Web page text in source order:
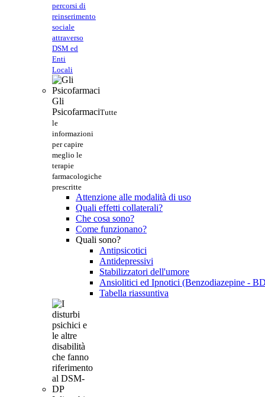
percorsi di
reinserimento
sociale
attraverso
DSM ed
Enti
Locali
Gli
PsicofarmaciTutte
le
informazioni
per capire
meglio le
terapie
farmacologiche
prescritte
Attenzione alle modalità di uso
Quali effetti collaterali?
Che cosa sono?
Come funzionano?
Quali sono?
Antipsicotici
Antidepressivi
Stabilizzatori dell'umore
Ansiolitici ed Ipnotici (Benzodiazepine -
Tabella riassuntiva